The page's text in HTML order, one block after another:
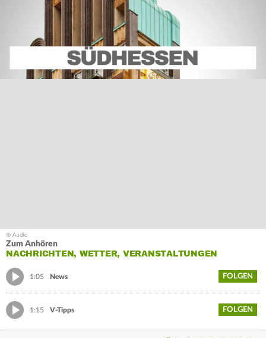
Zum Anhören
NACHRICHTEN, WETTER, VERANSTALTUNGEN
1:05 News FOLGEN
1:15 V-Tipps FOLGEN